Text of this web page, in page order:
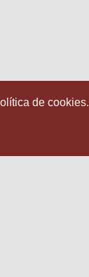
de cookies.